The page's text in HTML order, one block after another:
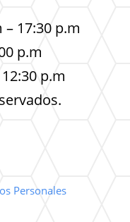
– 17:30 p.m
p.m
p.m
Personales